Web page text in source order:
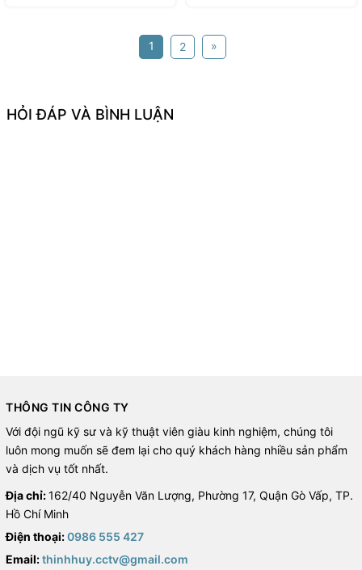
1 2 »
HỎI ĐÁP VÀ BÌNH LUẬN
THÔNG TIN CÔNG TY
Với đội ngũ kỹ sư và kỹ thuật viên giàu kinh nghiệm, chúng tôi
luôn mong muốn sẽ đem lại cho quý khách hàng nhiều sản phẩm
và dịch vụ tốt nhất.
Địa chỉ:162/40 Nguyễn Văn Lượng, Phường 17, Quận Gò Vấp, TP.
Hồ Chí Minh
Điện thoại:0986 555 427
Email:thinhhuy.cctv@gmail.com